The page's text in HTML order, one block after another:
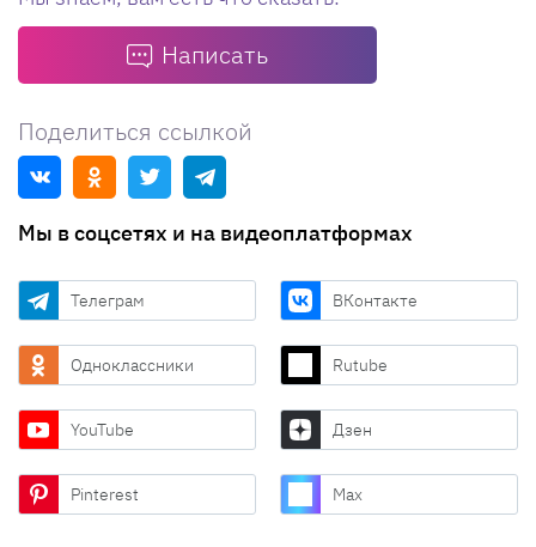
Написать
Поделиться ссылкой
Мы в соцсетях и на видеоплатформах
Телеграм ВКонтакте
Одноклассники Rutube
YouTube Дзен
Pinterest Max